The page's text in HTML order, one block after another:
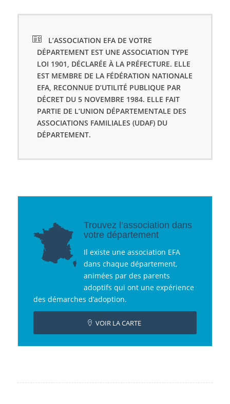
L’ASSOCIATION EFA DE VOTRE
DÉPARTEMENT EST UNE ASSOCIATION TYPE
LOI 1901, DÉCLARÉE À LA PRÉFECTURE. ELLE
EST MEMBRE DE LA FÉDÉRATION NATIONALE
EFA, RECONNUE D’UTILITÉ PUBLIQUE PAR
DÉCRET DU 5 NOVEMBRE 1984. ELLE FAIT
PARTIE DE L’UNION DÉPARTEMENTALE DES
ASSOCIATIONS FAMILIALES (UDAF) DU
DÉPARTEMENT.
Trouvez l’association dans
votre département
Il existe une association EFA
dans chaque département,
animées par des parents
adoptifs qui ont une expérience
des démarches d’adoption.
VOIR LA CARTE